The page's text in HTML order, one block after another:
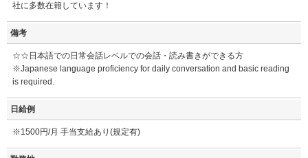
社に多数在籍しています！
備考
☆☆日本語での日常会話レベルでの会話・読み書きができる方
※Japanese language proficiency for daily conversation and basic reading
is required.
日給例
※1500円/月 手当支給あり(規定有)